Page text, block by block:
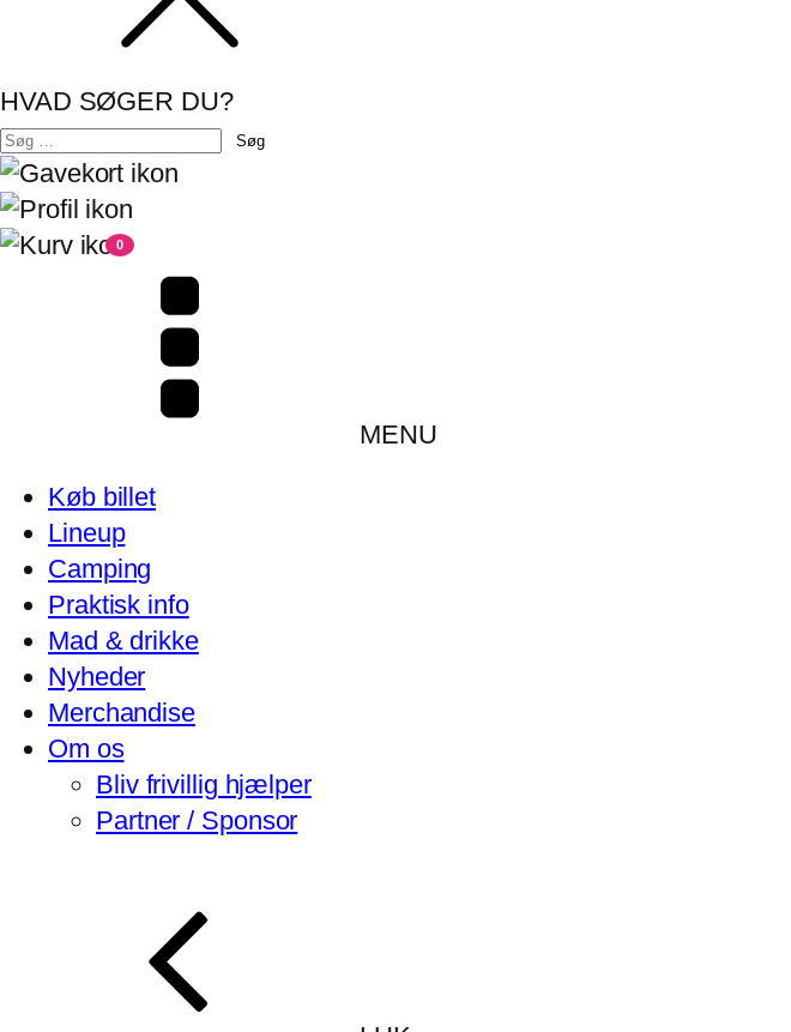
HVAD SØGER DU?
Søg
efter:
0
MENU
Køb billet
Lineup
Camping
Praktisk info
Mad & drikke
Nyheder
Merchandise
Om os
Bliv frivillig hjælper
Partner / Sponsor